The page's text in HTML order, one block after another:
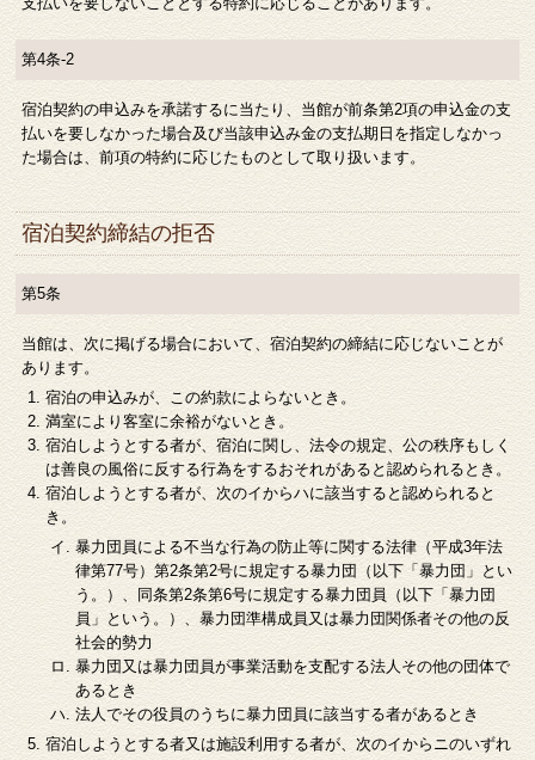
第4条-2
宿泊契約の申込みを承諾するに当たり、当館が前条第2項の申込金の支
払いを要しなかった場合及び当該申込み金の支払期日を指定しなかっ
た場合は、前項の特約に応じたものとして取り扱います。
宿泊契約締結の拒否
第5条
当館は、次に掲げる場合において、宿泊契約の締結に応じないことが
あります。
宿泊の申込みが、この約款によらないとき。
満室により客室に余裕がないとき。
宿泊しようとする者が、宿泊に関し、法令の規定、公の秩序もしく
は善良の風俗に反する行為をするおそれがあると認められるとき。
宿泊しようとする者が、次のイからハに該当すると認められると
き。
暴力団員による不当な行為の防止等に関する法律（平成3年法
律第77号）第2条第2号に規定する暴力団（以下「暴力団」とい
う。）、同条第2条第6号に規定する暴力団員（以下「暴力団
員」という。）、暴力団準構成員又は暴力団関係者その他の反
社会的勢力
暴力団又は暴力団員が事業活動を支配する法人その他の団体で
あるとき
法人でその役員のうちに暴力団員に該当する者があるとき
宿泊しようとする者又は施設利用する者が、次のイからニのいずれ